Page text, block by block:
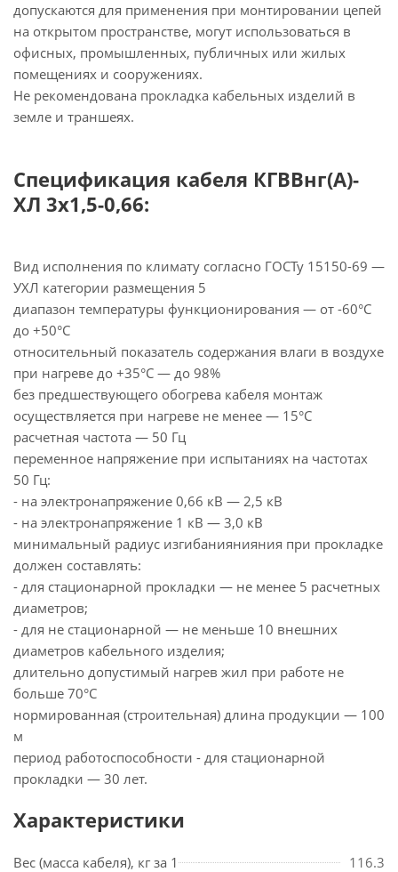
допускаются для применения при монтировании цепей
на открытом пространстве, могут использоваться в
офисных, промышленных, публичных или жилых
помещениях и сооружениях.
Не рекомендована прокладка кабельных изделий в
земле и траншеях.
Спецификация кабеля КГВВнг(А)-
ХЛ 3х1,5-0,66:
Вид исполнения по климату согласно ГОСТу 15150-69 —
УХЛ категории размещения 5
диапазон температуры функционирования — от -60°С
до +50°С
относительный показатель содержания влаги в воздухе
при нагреве до +35°С — до 98%
без предшествующего обогрева кабеля монтаж
осуществляется при нагреве не менее — 15°С
расчетная частота — 50 Гц
переменное напряжение при испытаниях на частотах
50 Гц:
- на электронапряжение 0,66 кВ — 2,5 кВ
- на электронапряжение 1 кВ — 3,0 кВ
минимальный радиус изгибаниянияния при прокладке
должен составлять:
- для стационарной прокладки — не менее 5 расчетных
диаметров;
- для не стационарной — не меньше 10 внешних
диаметров кабельного изделия;
длительно допустимый нагрев жил при работе не
больше 70°С
нормированная (строительная) длина продукции — 100
м
период работоспособности - для стационарной
прокладки — 30 лет.
Характеристики
Вес (масса кабеля), кг за 1
116.3